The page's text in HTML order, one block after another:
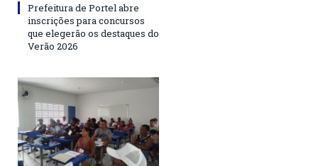
Prefeitura de Portel abre
inscrições para concursos
que elegerão os destaques do
Verão 2026